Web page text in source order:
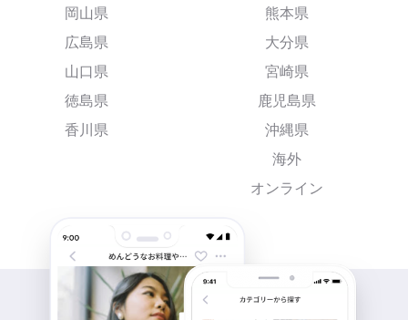
岡山県
広島県
山口県
徳島県
香川県
熊本県
大分県
宮崎県
鹿児島県
沖縄県
海外
オンライン